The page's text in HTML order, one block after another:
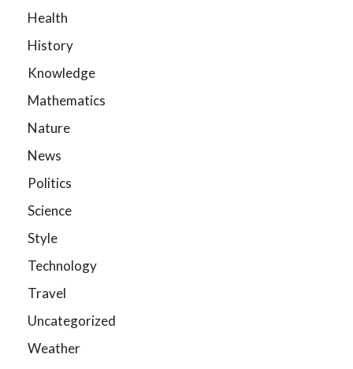
Health
History
Knowledge
Mathematics
Nature
News
Politics
Science
Style
Technology
Travel
Uncategorized
Weather